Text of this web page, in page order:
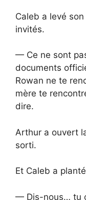
Caleb a levé
invités.
— Ce ne sont
documents
Rowan ne te
mère te
dire.
Arthur a ouvert
sorti.
Et Caleb a
— Dis-nous… tu